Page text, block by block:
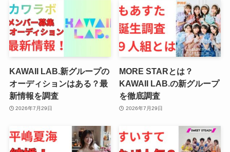
KAWAII LAB.新グループの
オーディションはある？最
新情報を調査
2026年7月29日
MORE STARとは？
KAWAII LAB.の新グループ
を徹底調査
2026年7月29日